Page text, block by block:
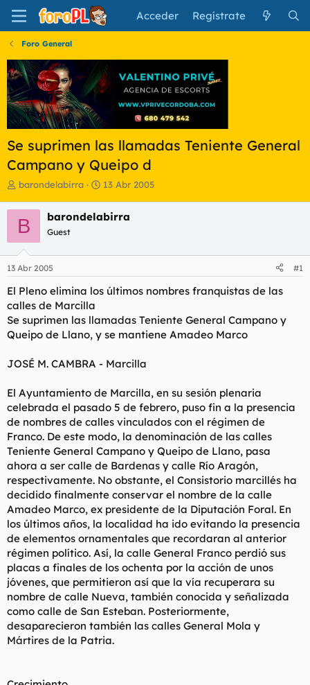
Acceder Regístrate
Foro General
Se suprimen las llamadas Teniente General
Campano y Queipo d
I
i
c
i
a
d
o
d
e
l
t
m
a
barondelabirra
F
h
e
i
i
o
13 Abr 2005
B barondelabirra
Guest
13 Abr 2005 #1
El Pleno elimina los últimos nombres franquistas de las
calles de Marcilla
Se suprimen las llamadas Teniente General Campano y
Queipo de Llano, y se mantiene Amadeo Marco
JOSÉ M. CAMBRA - Marcilla
El Ayuntamiento de Marcilla, en su sesión plenaria
celebrada el pasado 5 de febrero, puso fin a la presencia
de nombres de calles vinculados con el régimen de
Franco. De este modo, la denominación de las calles
Teniente General Campano y Queipo de Llano, pasa
ahora a ser calle de Bardenas y calle Río Aragón,
respectivamente. No obstante, el Consistorio marcillés ha
decidido finalmente conservar el nombre de la calle
Amadeo Marco, ex presidente de la Diputación Foral. En
los últimos años, la localidad ha ido evitando la presencia
de elementos ornamentales que recordaran al anterior
régimen político. Así, la calle General Franco perdió sus
placas a finales de los ochenta por la acción de unos
jóvenes, que permitieron así que la vía recuperara su
nombre de calle Nueva, también conocida y señalizada
como calle de San Esteban. Posteriormente,
desaparecieron también las calles General Mola y
Mártires de la Patria.